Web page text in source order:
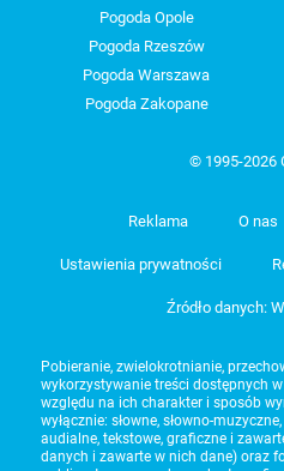
Pogoda Opole
Pogoda Rzeszów
Pogoda Warszawa
Pogoda Zakopane
© 1995-2026
Reklama O nas
Ustawienia prywatności
Źródło danych:
Pobieranie, zwielokrotnianie,
wykorzystywanie treści dostępnych
względu na ich charakter i sposób
wyłącznie: słowne, słowno-
audialne, tekstowe, graficzne i
danych i zawarte w nich dane) oraz